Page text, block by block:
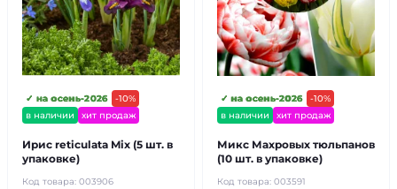
-10%
в наличии
✓ на осень-2026
хит продаж
Ирис reticulata Mix (5 шт. в
упаковке)
Код товара: 003906
-10%
в наличии
✓ на осень-2026
хит продаж
Микс Махровых тюльпанов
(10 шт. в упаковке)
Код товара: 003591